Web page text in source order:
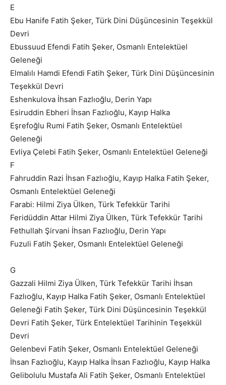
E
Ebu Hanife Fatih Şeker, Türk Dini Düşüncesinin Teşekkül
Devri
Ebussuud Efendi Fatih Şeker, Osmanlı Entelektüel
Geleneği
Elmalılı Hamdi Efendi Fatih Şeker, Türk Dini Düşüncesinin
Teşekkül Devri
Eshenkulova İhsan Fazlıoğlu, Derin Yapı
Esiruddin Ebheri İhsan Fazlıoğlu, Kayıp Halka
Eşrefoğlu Rumi Fatih Şeker, Osmanlı Entelektüel
Geleneği
Evliya Çelebi Fatih Şeker, Osmanlı Entelektüel Geleneği
F
Fahruddin Razi İhsan Fazlıoğlu, Kayıp Halka Fatih Şeker,
Osmanlı Entelektüel Geleneği
Farabi: Hilmi Ziya Ülken, Türk Tefekkür Tarihi
Feridüddin Attar Hilmi Ziya Ülken, Türk Tefekkür Tarihi
Fethullah Şirvani İhsan Fazlıoğlu, Derin Yapı
Fuzuli Fatih Şeker, Osmanlı Entelektüel Geleneği
G
Gazzali Hilmi Ziya Ülken, Türk Tefekkür Tarihi İhsan
Fazlıoğlu, Kayıp Halka Fatih Şeker, Osmanlı Entelektüel
Geleneği Fatih Şeker, Türk Dini Düşüncesinin Teşekkül
Devri Fatih Şeker, Türk Entelektüel Tarihinin Teşekkül
Devri
Gelenbevi Fatih Şeker, Osmanlı Entelektüel Geleneği
İhsan Fazlıoğlu, Kayıp Halka İhsan Fazlıoğlu, Kayıp Halka
Gelibolulu Mustafa Ali Fatih Şeker, Osmanlı Entelektüel